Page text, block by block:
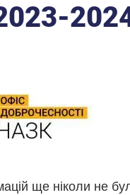
ще ніколи не